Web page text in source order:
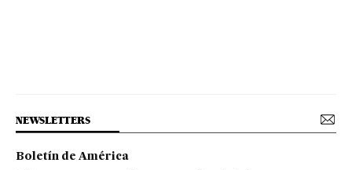
NEWSLETTERS
Boletín de América